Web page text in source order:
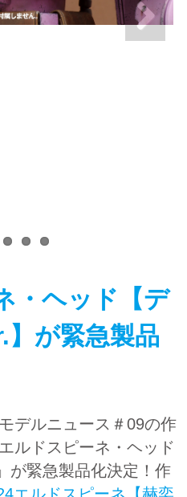
・ヘッド【デ
が緊急製品
デルニュース＃09の作
ルドスピーネ・ヘッド
が緊急製品化決定！作
エルドスピーネ【赫奕